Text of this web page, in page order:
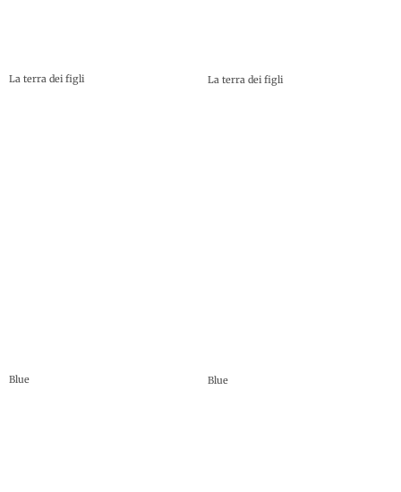
La terra dei figli La terra dei figli
Blue Blue